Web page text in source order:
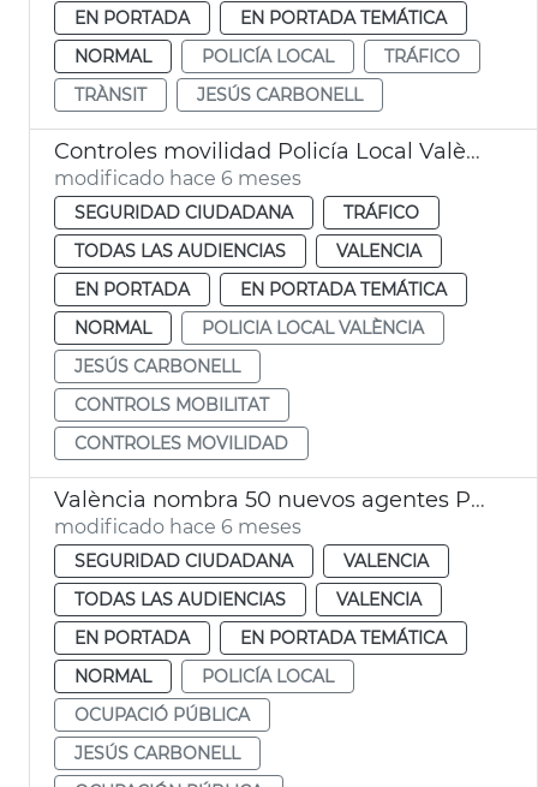
EN PORTADA
EN PORTADA TEMÁTICA
NORMAL
POLICÍA LOCAL
TRÁFICO
TRÀNSIT
JESÚS CARBONELL
Controles movilidad Policía Local València
modificado hace 6 meses
SEGURIDAD CIUDADANA
TRÁFICO
TODAS LAS AUDIENCIAS
VALENCIA
EN PORTADA
EN PORTADA TEMÁTICA
NORMAL
POLICIA LOCAL VALÈNCIA
JESÚS CARBONELL
CONTROLS MOBILITAT
CONTROLES MOVILIDAD
València nombra 50 nuevos agentes Policía Local
modificado hace 6 meses
SEGURIDAD CIUDADANA
VALENCIA
TODAS LAS AUDIENCIAS
VALENCIA
EN PORTADA
EN PORTADA TEMÁTICA
NORMAL
POLICÍA LOCAL
OCUPACIÓ PÚBLICA
JESÚS CARBONELL